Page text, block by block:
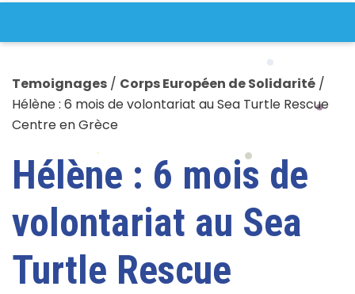
Temoignages / Corps Européen de Solidarité /
Hélène : 6 mois de volontariat au Sea Turtle Rescue
Centre en Grèce
Hélène : 6 mois de
volontariat au Sea
Turtle Rescue